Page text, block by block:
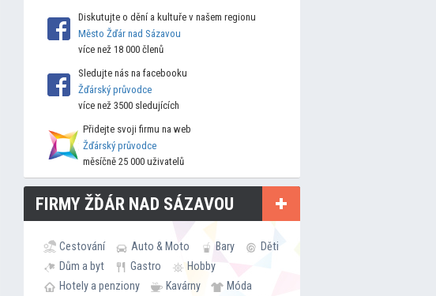
Diskutujte o dění a kultuře v našem regionu
Město Žďár nad Sázavou
více než 18 000 členů
Sledujte nás na facebooku
Žďárský průvodce
více než 3500 sledujících
Přidejte svoji firmu na web
Žďárský průvodce
měsíčně 25 000 uživatelů
FIRMY ŽĎÁR NAD SÁZAVOU
Cestování Auto & Moto Bary
Děti
Dům a byt
Gastro
Hobby
Hotely a penziony
Kavárny
Móda